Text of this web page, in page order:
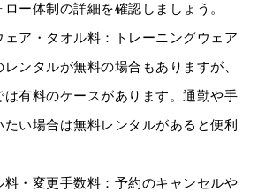
ロー体制の詳細を確認しましょう。
ェア・タオル料：トレーニングウェア
ンタルが無料の場合もありますが、
は有料のケースがあります。通勤や手
たい場合は無料レンタルがあると便利
料・変更手数料：予約のキャンセルや